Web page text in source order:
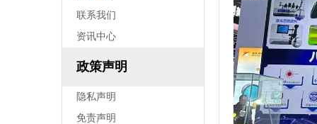
全部商品分类联系我们
资讯中心
政策声明
隐私声明
免责声明